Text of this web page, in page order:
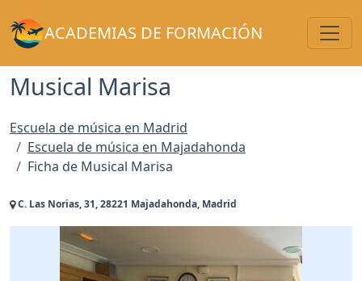
ACADEMIAS DE FORMACIÓN
Musical Marisa
Escuela de música en Madrid
Escuela de música en Majadahonda
Ficha de Musical Marisa
C. Las Norias, 31, 28221 Majadahonda, Madrid